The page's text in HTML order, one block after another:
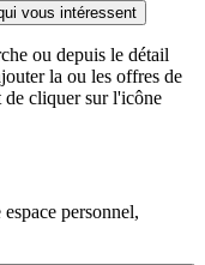
vous intéressent
ou depuis le détail
la ou les offres de
cliquer sur l'icône
personnel,